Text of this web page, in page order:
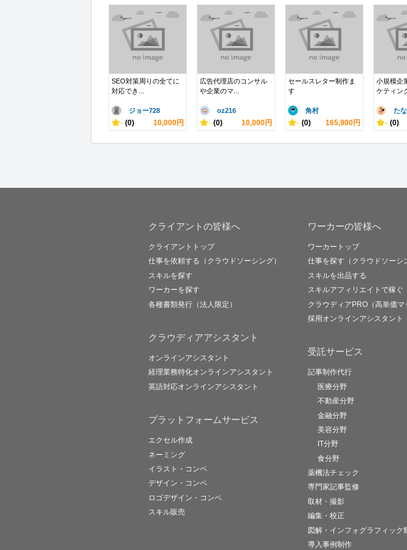
SEO対策周りの全てに
対応でき...
ジョー728
- (0) 10,000円
広告代理店のコンサル
や企業のマ...
oz216
- (0) 10,000円
セールスレター制作ま
す
角村
- (0) 165,900円
小規模企
ケティン
た
- (0)
クライアントの皆様へ
クライアントトップ
仕事を依頼する（クラウドソーシング）
スキルを探す
ワーカーを探す
各種書類発行（法人限定）
クラウディアアシスタント
オンラインアシスタント
経理業務特化オンラインアシスタント
英語対応オンラインアシスタント
プラットフォームサービス
エクセル作成
ネーミング
イラスト・コンペ
デザイン・コンペ
ロゴデザイン・コンペ
スキル販売
ワーカーの皆様へ
ワーカートップ
仕事を探す（クラウドソーシ
スキルを出品する
スキルアフィリエイトで稼ぐ
クラウディアPRO（高単価マ
採用オンラインアシスタント
受託サービス
記事制作代行
医療分野
不動産分野
金融分野
美容分野
IT分野
食分野
薬機法チェック
専門家記事監修
取材・撮影
編集・校正
図解・インフォグラフィック
導入事例制作